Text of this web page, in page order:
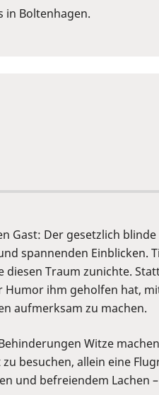
in Boltenhagen.
Gast: Der gesetzlich
spannenden Einblicken.
Traum zunichte.
ihm geholfen hat,
aufmerksam zu machen.
Witze
besuchen, allein eine
und befreiendem Lachen